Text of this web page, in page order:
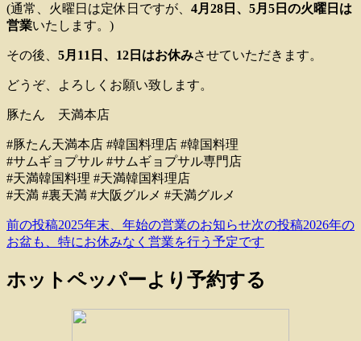
(通常、火曜日は定休日ですが、 4月28日、5月5日の火曜日は
営業いたします。)
その後、 5月11日、12日はお休みさせていただきます。
どうぞ、よろしくお願い致します。
豚たん 天満本店
#豚たん天満本店 #韓国料理店 #韓国料理
#サムギョプサル #サムギョプサル専門店
#天満韓国料理 #天満韓国料理店
#天満 #裏天満 #大阪グルメ #天満グルメ
投
稿
ナ
前の投稿2025年末、年始の営業のお知らせ次の投稿2026年の
お盆も、特にお休みなく営業を行う予定です
ホットペッパーより予約する